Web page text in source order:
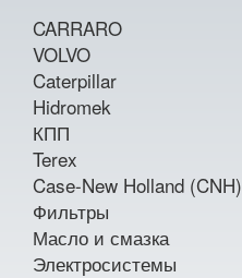
CARRARO
VOLVO
Caterpillar
Hidromek
КПП
Terex
Case-New Holland (CNH)
Фильтры
Масло и смазка
Электросистемы